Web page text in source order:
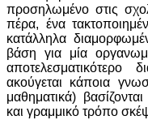
προσηλωμένο στις
πέρα, ένα
κατάλληλα
βάση για μία
ακούγεται κάποια
μαθηματικά)
και γραμμικό τρόπο